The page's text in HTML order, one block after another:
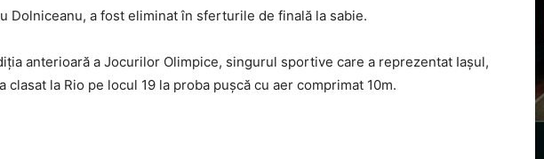
Dolniceanu, a fost eliminat în sferturile de finală la sabie.
anterioară a Jocurilor Olimpice, singurul sportive care a reprezentat Iaşul,
clasat la Rio pe locul 19 la proba puşcă cu aer comprimat 10m.